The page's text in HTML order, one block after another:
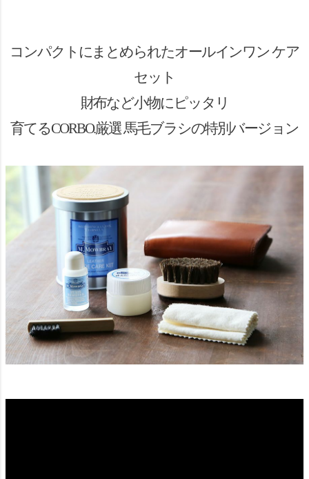
コンパクトにまとめられたオールインワン ケア
セット
財布など小物にピッタリ
育てるCORBO.厳選 馬毛ブラシの特別バージョン